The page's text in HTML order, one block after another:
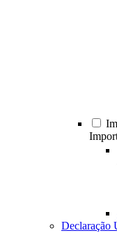
Declaração